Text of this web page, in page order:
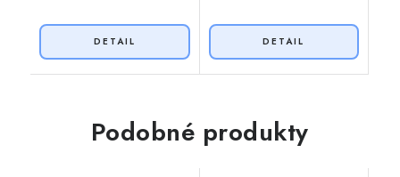
Podobné produkty